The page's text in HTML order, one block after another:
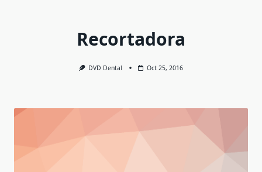
Recortadora
DVD Dental Oct 25, 2016